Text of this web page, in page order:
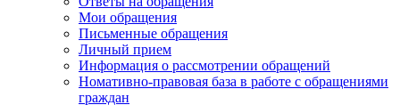
Мои обращения
Письменные обращения
Личный прием
Информация о рассмотрении обращений
Номативно-правовая база в работе с обращениями
граждан